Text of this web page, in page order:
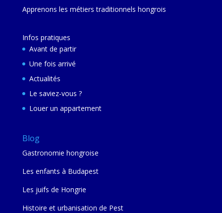
Apprenons les métiers traditionnels hongrois
Infos pratiques
Avant de partir
Une fois arrivé
Actualités
Le saviez-vous ?
Louer un appartement
Blog
Gastronomie hongroise
Les enfants à Budapest
Les juifs de Hongrie
Histoire et urbanisation de Pest